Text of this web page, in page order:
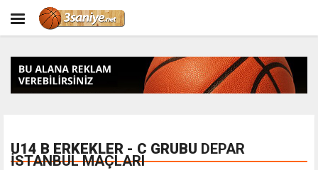
U14 B ERKEKLER - C GRUBU DEPAR
İSTANBUL MAÇLARI